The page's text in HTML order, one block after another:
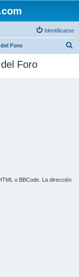
Identificarse
Foro
Foro
o BBCode. La dirección